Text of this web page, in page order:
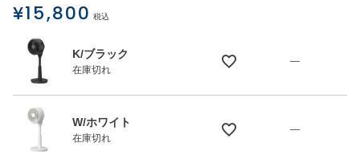
¥15,800 税込
K/ブラック
在庫切れ
—
W/ホワイト
在庫切れ
—